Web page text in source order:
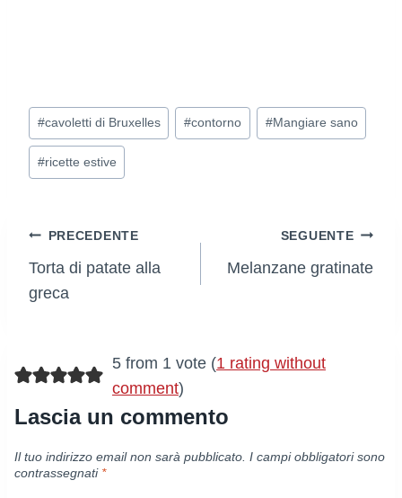
Tag
articolo:
#cavoletti di Bruxelles #contorno #Mangiare sano
#ricette estive
Navigazione
articoli
PRECEDENTE
Torta di patate alla
greca
SEGUENTE
Melanzane gratinate
5 from 1 vote (1 rating without
comment)
Lascia un commento
Il tuo indirizzo email non sarà pubblicato. I campi obbligatori sono
contrassegnati *